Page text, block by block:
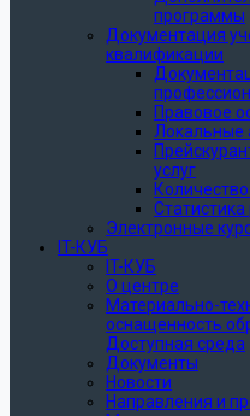
программы
Документация
квалификации
Правовое
Локальные
услуг
Электронные
IT-КУБ
IT-КУБ
О центре
Материально-
оснащенность
Доступная среда
Документы
Новости
Направления и